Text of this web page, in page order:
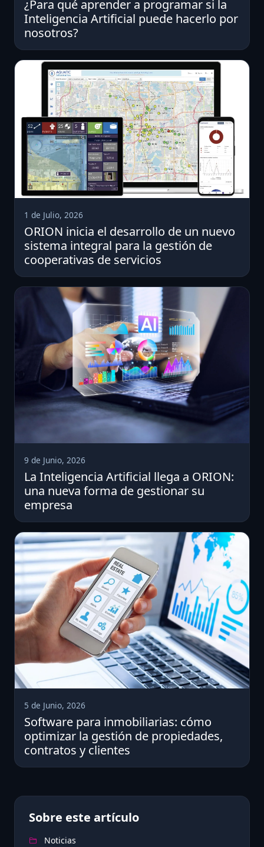
¿Para qué aprender a programar si la
Inteligencia Artificial puede hacerlo por
nosotros?
1 de Julio, 2026
ORION inicia el desarrollo de un nuevo
sistema integral para la gestión de
cooperativas de servicios
9 de Junio, 2026
La Inteligencia Artificial llega a ORION:
una nueva forma de gestionar su
empresa
5 de Junio, 2026
Software para inmobiliarias: cómo
optimizar la gestión de propiedades,
contratos y clientes
Sobre este artículo
Noticias